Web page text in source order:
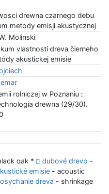
drewna czarnego debu
metody emisji akustycznej
Molinski
vlastností dreva čierneho
akustickej emisie
rolniczej w Poznaniu :
drewna (29/30).
oak * dubové drevo -
emisie- acoustic
dreva - shrinkage